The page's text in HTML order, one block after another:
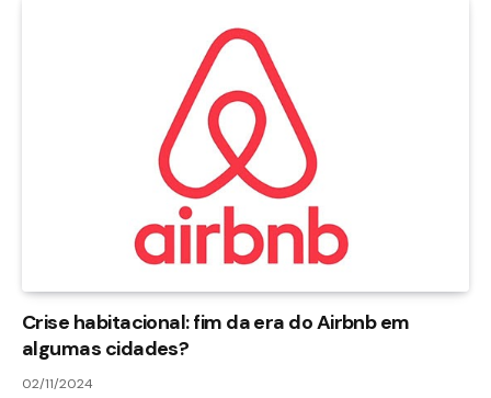
Crise habitacional: fim da era do Airbnb em
algumas cidades?
02/11/2024